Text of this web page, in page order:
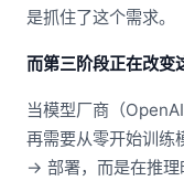
是抓住了这个需求。
而第三阶段正在改变
当模型厂商（
再需要从零开始训
→ 部署，而是在推